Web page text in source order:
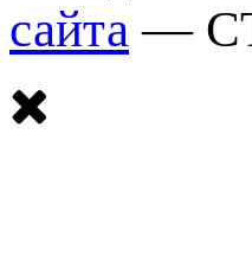
сайта —